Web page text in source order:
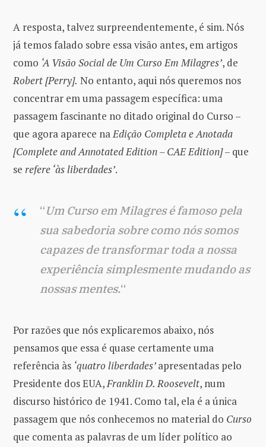
A resposta, talvez surpreendentemente, é sim. Nós
já temos falado sobre essa visão antes, em artigos
como ‘A Visão Social de Um Curso Em Milagres’, de
Robert [Perry]. No entanto, aqui nós queremos nos
concentrar em uma passagem específica: uma
passagem fascinante no ditado original do Curso –
que agora aparece naEdição Completa e Anotada
[Complete and Annotated Edition – CAE Edition]– que
se refere ‘às liberdades’.
“Um Curso em Milagres é famoso pela
sua sabedoria sobre como nós somos
capazes de transformar toda a nossa
experiência simplesmente mudando as
nossas mentes.“
Por razões que nós explicaremos abaixo, nós
pensamos que essa é quase certamente uma
referência às ‘quatro liberdades’apresentadas pelo
Presidente dos EUA,Franklin D. Roosevelt, num
discurso histórico de 1941. Como tal, ela é a única
passagem que nós conhecemos no material do Curso
que comenta as palavras de um líder político ao